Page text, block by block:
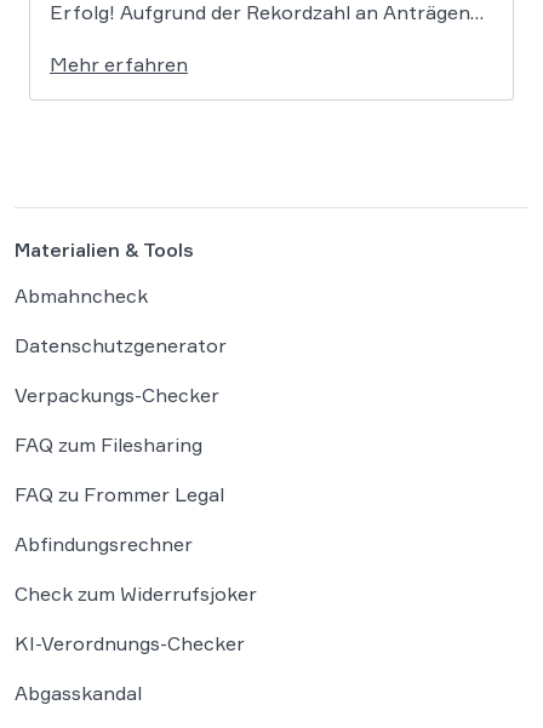
Erfolg! Aufgrund der Rekordzahl an Anträgen
Business“ wurden die zugewiesenen Mittel in
den letzten Jahren immer rasant aufgebraucht.
Mehr erfahren
Materialien & Tools
Abmahncheck
Datenschutzgenerator
Verpackungs-Checker
FAQ zum Filesharing
FAQ zu Frommer Legal
Abfindungsrechner
Check zum Widerrufsjoker
KI-Verordnungs-Checker
Abgasskandal